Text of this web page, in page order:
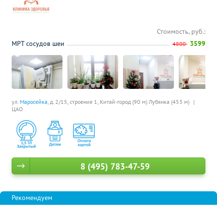
ул. Маросейка, д. 2/15, строение 1, Китай-город (90 м) Лубянка (453 м)
ЦАО
Стоимость, руб.:
МРТ сосудов шеи
4800 3599
8 (495) 783-47-59